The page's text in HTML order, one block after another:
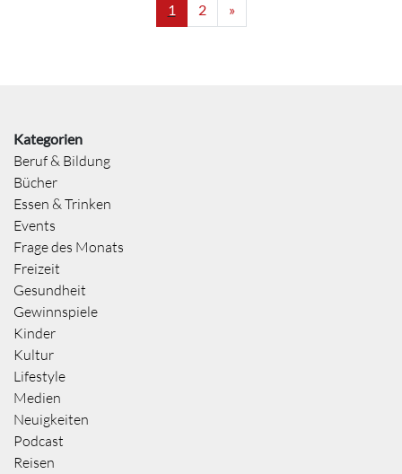
1 2 »
Kategorien
Beruf & Bildung
Bücher
Essen & Trinken
Events
Frage des Monats
Freizeit
Gesundheit
Gewinnspiele
Kinder
Kultur
Lifestyle
Medien
Neuigkeiten
Podcast
Reisen